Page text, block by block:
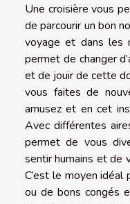
Une croisière vous
de parcourir un bon
voyage et dans les
permet de changer
et de jouir de cette
vous faites de
amusez et en cet
Avec différentes
permet de vous
sentir humains et de
C’est le moyen idéal
ou de bons congés